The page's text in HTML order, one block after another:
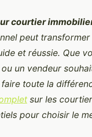
courtier
peut
et réussie. Que
un vendeur
toute la
sur les
pour choisir le